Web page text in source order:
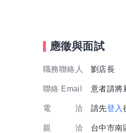
應徵與面試
職務聯絡人 劉店長
聯絡 Email 意者請將
電 洽 請先登入
親 洽 台中市南